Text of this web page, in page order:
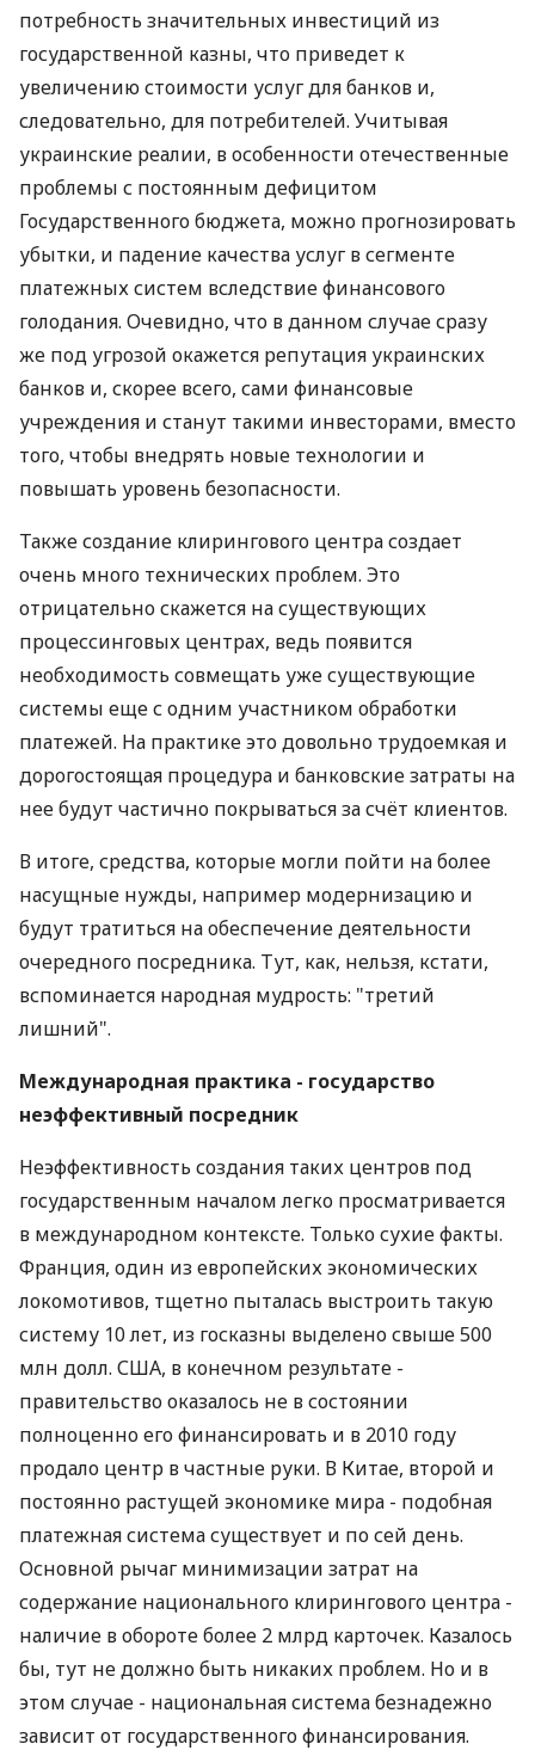
потребность значительных инвестиций из
государственной казны, что приведет к
увеличению стоимости услуг для банков и,
следовательно, для потребителей. Учитывая
украинские реалии, в особенности отечественные
проблемы с постоянным дефицитом
Государственного бюджета, можно прогнозировать
убытки, и падение качества услуг в сегменте
платежных систем вследствие финансового
голодания. Очевидно, что в данном случае сразу
же под угрозой окажется репутация украинских
банков и, скорее всего, сами финансовые
учреждения и станут такими инвесторами, вместо
того, чтобы внедрять новые технологии и
повышать уровень безопасности.
Также создание клирингового центра создает
очень много технических проблем. Это
отрицательно скажется на существующих
процессинговых центрах, ведь появится
необходимость совмещать уже существующие
системы еще с одним участником обработки
платежей. На практике это довольно трудоемкая и
дорогостоящая процедура и банковские затраты на
нее будут частично покрываться за счёт клиентов.
В итоге, средства, которые могли пойти на более
насущные нужды, например модернизацию и
будут тратиться на обеспечение деятельности
очередного посредника. Тут, как, нельзя, кстати,
вспоминается народная мудрость: "третий
лишний".
Международная практика - государство
неэффективный посредник
Неэффективность создания таких центров под
государственным началом легко просматривается
в международном контексте. Только сухие факты.
Франция, один из европейских экономических
локомотивов, тщетно пыталась выстроить такую
систему 10 лет, из госказны выделено свыше 500
млн долл. США, в конечном результате -
правительство оказалось не в состоянии
полноценно его финансировать и в 2010 году
продало центр в частные руки. В Китае, второй и
постоянно растущей экономике мира - подобная
платежная система существует и по сей день.
Основной рычаг минимизации затрат на
содержание национального клирингового центра -
наличие в обороте более 2 млрд карточек. Казалось
бы, тут не должно быть никаких проблем. Но и в
этом случае - национальная система безнадежно
зависит от государственного финансирования.